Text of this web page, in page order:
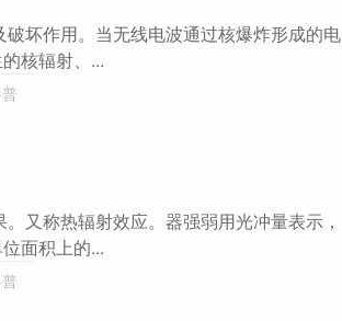
坏作用。当无线电波通过核爆炸形成的电
核辐射、...
称热辐射效应。器强弱用光冲量表示，
面积上的...